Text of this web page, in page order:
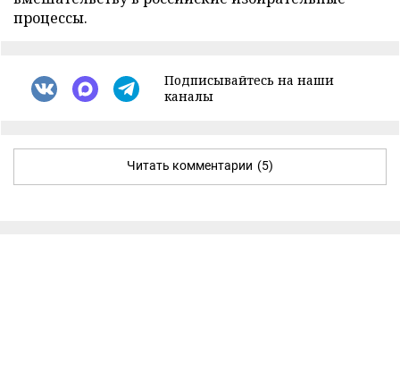
процессы.
Подписывайтесь на наши
каналы
Читать комментарии (5)